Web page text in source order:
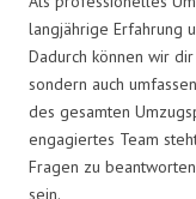
langjährige Erfahrung
Dadurch können wir
sondern auch
des gesamten
engagiertes Team
Fragen zu
sein.